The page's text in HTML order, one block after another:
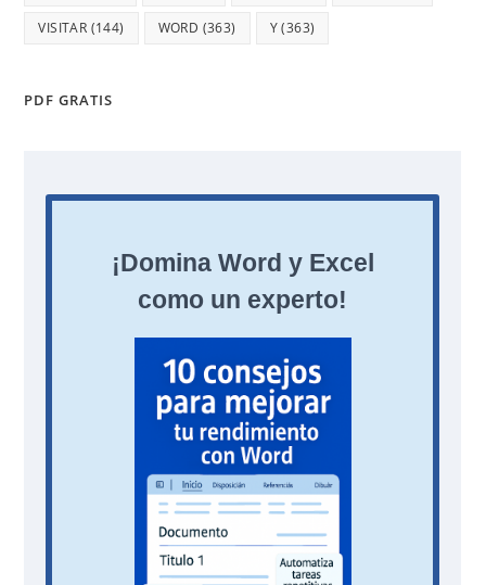
VISITAR (144) WORD (363) Y(363)
PDF GRATIS